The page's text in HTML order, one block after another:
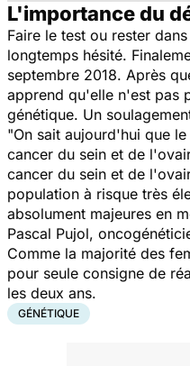
L'importance du
Faire le test ou rester
longtemps hésité.
septembre 2018. Après
apprend qu'elle n'est pas
génétique. Un
"On sait aujourd'hui que
cancer du sein et de
cancer du sein et de
population à risque très
absolument majeures en
Pascal Pujol,
Comme la majorité des
pour seule consigne de
les deux ans.
GÉNÉTIQUE